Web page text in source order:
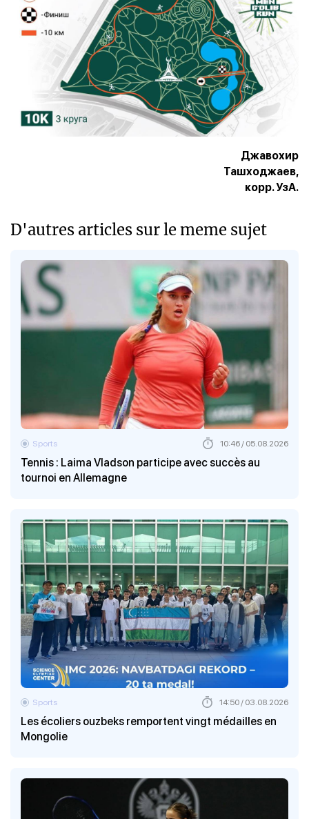
Джавохир
Ташходжаев,
корр. УзА.
D'autres articles sur le meme sujet
Tennis : Laima Vladson participe avec succès au
tournoi en Allemagne
Sports 10:46 / 05.08.2026
Les écoliers ouzbeks remportent vingt médailles en
Mongolie
Sports 14:50 / 03.08.2026